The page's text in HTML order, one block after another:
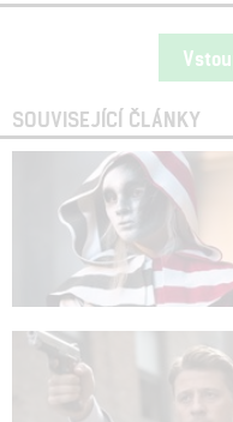
SOUVISEJÍCÍ ČLÁNKY